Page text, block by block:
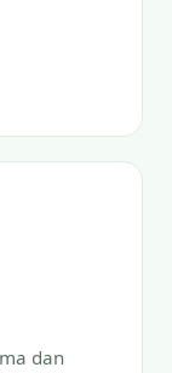
dan